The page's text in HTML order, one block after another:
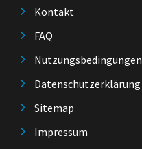
Kontakt
FAQ
Nutzungsbedingungen
Datenschutzerklärung
Sitemap
Impressum